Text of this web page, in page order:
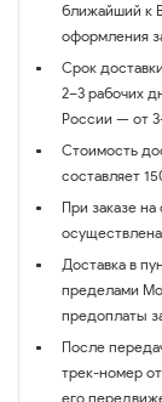
ближайший к
оформления
Срок
2–3 рабочих
России — от
Стоимость
составляет
При заказе на
осуществлена
Доставка в
пределами
предоплаты
После
трек-номер
его